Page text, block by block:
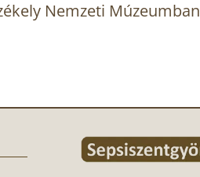
Nemzeti Múzeumban